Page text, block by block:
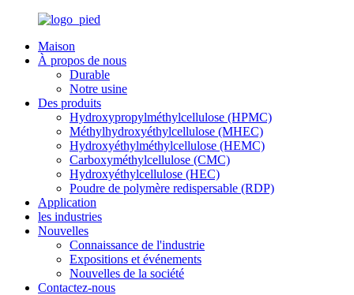
Maison
À propos de nous
Durable
Notre usine
Des produits
Hydroxypropylméthylcellulose (HPMC)
Méthylhydroxyéthylcellulose (MHEC)
Hydroxyéthylméthylcellulose (HEMC)
Carboxyméthylcellulose (CMC)
Hydroxyéthylcellulose (HEC)
Poudre de polymère redispersable (RDP)
Application
les industries
Nouvelles
Connaissance de l'industrie
Expositions et événements
Nouvelles de la société
Contactez-nous